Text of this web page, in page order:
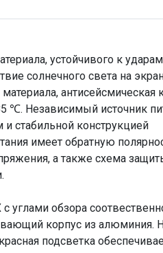
устойчивого к
солнечного света на
антисейсмическая
℃. Независимый источник
стабильной конструкцией
имеет обратную
а также схема
обзора
корпус из алюминия.
подсветка